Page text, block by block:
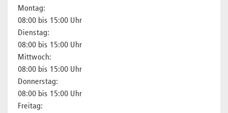
Montag:
08:00 bis 15:00 Uhr
Dienstag:
08:00 bis 15:00 Uhr
Mittwoch:
08:00 bis 15:00 Uhr
Donnerstag:
08:00 bis 15:00 Uhr
Freitag: